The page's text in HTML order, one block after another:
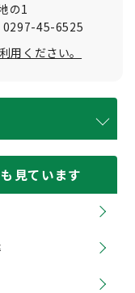
の1
0297-45-6525
用ください。
見ています